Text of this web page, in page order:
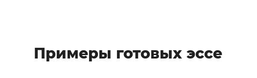
Примеры готовых эссе